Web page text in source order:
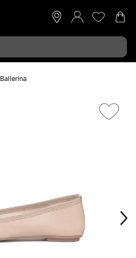
Ballerina